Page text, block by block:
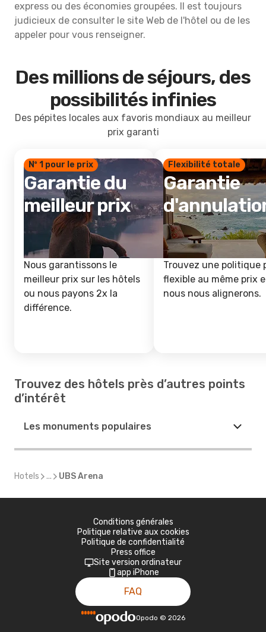
express ou des économies groupées. Il est toujours
judicieux de consulter le site Web de l'hôtel ou de les
appeler pour vous renseigner.
Des millions de séjours, des
possibilités infinies
Des pépites locales aux favoris mondiaux au meilleur
prix garanti
Nº 1 pour le prix
Garantie du
meilleur prix
Nous garantissons le
meilleur prix sur les hôtels
ou nous payons 2x la
différence.
Flexibilité totale
Garantie
Trouvez une politique
flexible au même prix
nous nous alignerons.
Trouvez des hôtels près d’autres points
d’intérêt
Les monuments populaires
Hotels ... UBS Arena
Conditions générales
Politique relative aux cookies
Politique de confidentialité
Press office
Site version ordinateur
app iPhone
FAQ
Opodo © 2026